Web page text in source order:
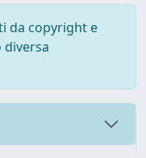
da copyright e